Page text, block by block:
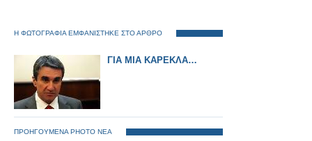
Η ΦΩΤΟΓΡΑΦΙΑ ΕΜΦΑΝΙΣΤΗΚΕ ΣΤΟ ΑΡΘΡΟ
ΓΙΑ ΜΙΑ ΚΑΡΕΚΛΑ…
ΠΡΟΗΓΟΥΜΕΝΑ PHOTO ΝΕΑ